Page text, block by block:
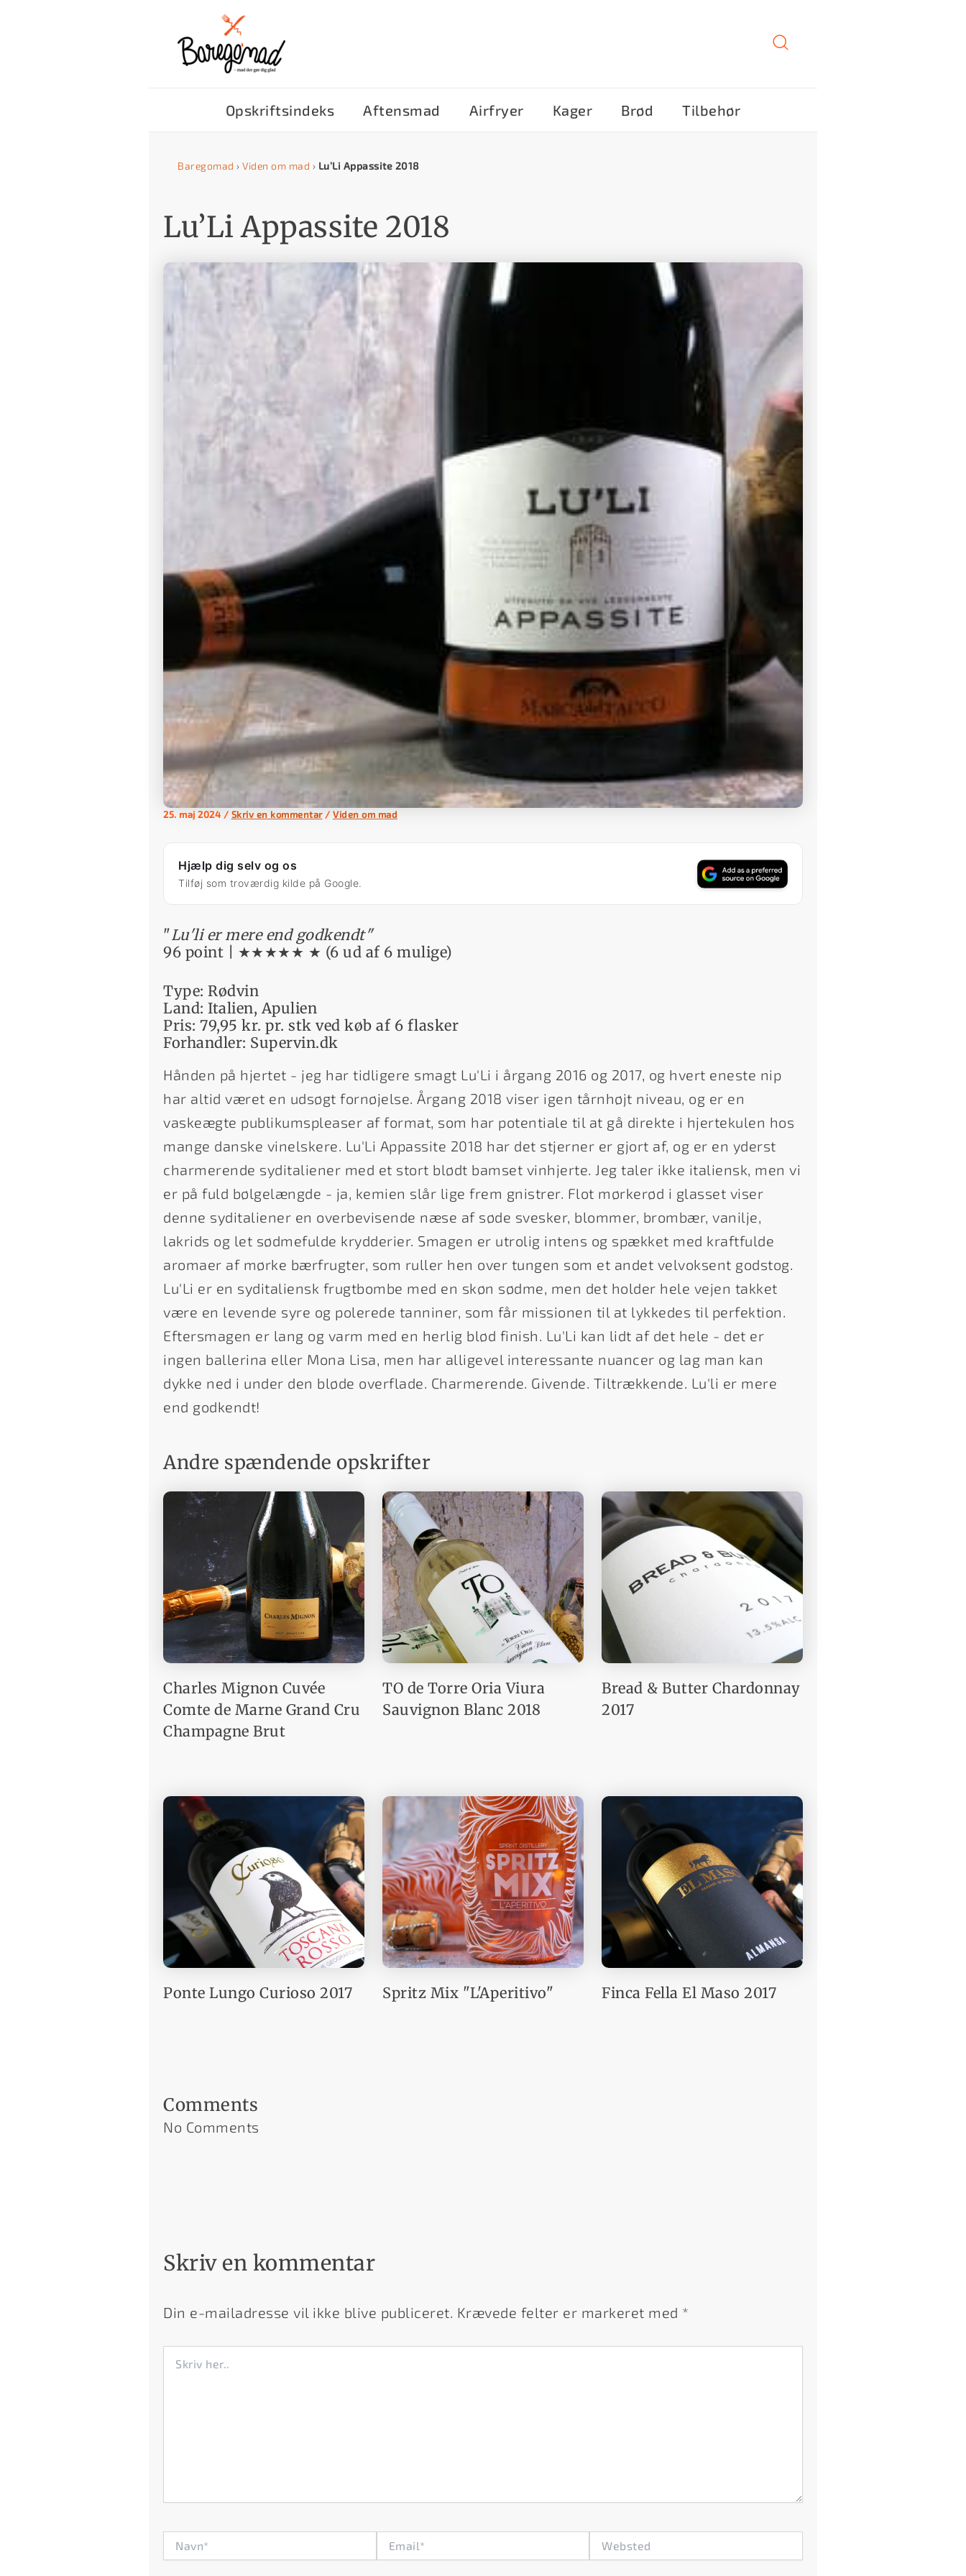
Opskriftsindeks Aftensmad Airfryer Kager Brød Tilbehør
Baregomad › Viden om mad › Lu’Li Appassite 2018
Lu’Li Appassite 2018
25. maj 2024 / Skriv en kommentar / Viden om mad
Hjælp dig selv og os
Tilføj som troværdig kilde på Google.
"Lu'li er mere end godkendt"
96 point | ★★★★★ ★ (6 ud af 6 mulige)
Type: Rødvin
Land: Italien, Apulien
Pris: 79,95 kr. pr. stk ved køb af 6 flasker
Forhandler: Supervin.dk
Hånden på hjertet - jeg har tidligere smagt Lu'Li i årgang 2016 og 2017, og hvert eneste nip
har altid været en udsøgt fornøjelse. Årgang 2018 viser igen tårnhøjt niveau, og er en
vaskeægte publikumspleaser af format, som har potentiale til at gå direkte i hjertekulen hos
mange danske vinelskere. Lu'Li Appassite 2018 har det stjerner er gjort af, og er en yderst
charmerende syditaliener med et stort blødt bamset vinhjerte. Jeg taler ikke italiensk, men vi
er på fuld bølgelængde - ja, kemien slår lige frem gnistrer. Flot mørkerød i glasset viser
denne syditaliener en overbevisende næse af søde svesker, blommer, brombær, vanilje,
lakrids og let sødmefulde krydderier. Smagen er utrolig intens og spækket med kraftfulde
aromaer af mørke bærfrugter, som ruller hen over tungen som et andet velvoksent godstog.
Lu'Li er en syditaliensk frugtbombe med en skøn sødme, men det holder hele vejen takket
være en levende syre og polerede tanniner, som får missionen til at lykkedes til perfektion.
Eftersmagen er lang og varm med en herlig blød finish. Lu'Li kan lidt af det hele - det er
ingen ballerina eller Mona Lisa, men har alligevel interessante nuancer og lag man kan
dykke ned i under den bløde overflade. Charmerende. Givende. Tiltrækkende. Lu'li er mere
end godkendt!
Andre spændende opskrifter
Charles Mignon Cuvée
Comte de Marne Grand Cru
Champagne Brut
TO de Torre Oria Viura
Sauvignon Blanc 2018
Bread & Butter Chardonnay
2017
Ponte Lungo Curioso 2017 Spritz Mix "L'Aperitivo" Finca Fella El Maso 2017
Comments
No Comments
Skriv en kommentar
Din e-mailadresse vil ikke blive publiceret. Krævede felter er markeret med *
her..